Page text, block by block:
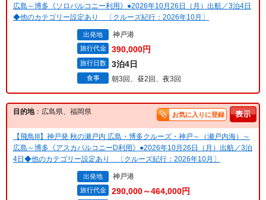
広島～博多《ソロバルコニー利用》●2026年10月26日（月）出航／3泊4日
◆他のカテゴリー設定あり 〔クルーズ紀行：2026年10月〕
出発地 神戸港
旅行代金 390,000円
旅行日数 3泊4日
食事 朝3回、昼2回、夜3回
目的地：広島県、福岡県 お気に入りに登録
【飛鳥III】神戸発 秋の瀬戸内 広島・博多クルーズ・神戸～（瀬戸内海）～
広島～博多《アスカバルコニーD利用》●2026年10月26日（月）出航／3泊
4日◆他のカテゴリー設定あり 〔クルーズ紀行：2026年10月〕
出発地 神戸港
旅行代金 290,000～464,000円